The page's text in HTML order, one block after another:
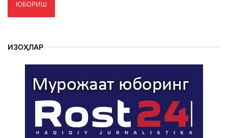
ЮБОРИШ
ИЗОҲЛАР